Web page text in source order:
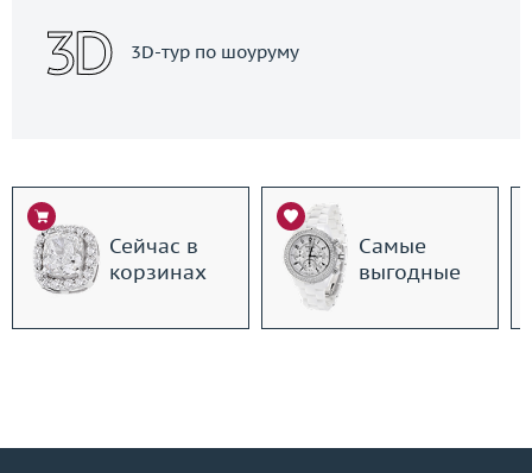
3D-тур по шоуруму
Сейчас в
корзинах
Самые
выгодные